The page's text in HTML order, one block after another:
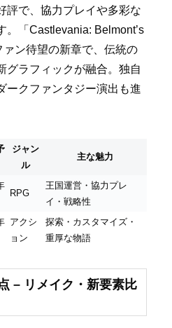
評で、協力プレイや多彩な
。「Castlevania: Belmont’s
ン待望の新章で、伝統の
グラフィックが融合。独自
ークファンタジー演出も進
ジャン
ル
主な魅力
RPG
王国運営・協力プレ
イ・戦略性
アクシ
ョン
探索・カスタマイズ・
重厚な物語
– リメイク・新要素比